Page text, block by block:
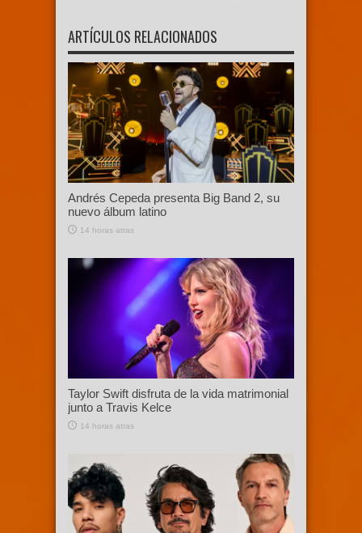
ARTÍCULOS RELACIONADOS
Andrés Cepeda presenta Big Band 2, su
nuevo álbum latino
14 horas atras
Taylor Swift disfruta de la vida matrimonial
junto a Travis Kelce
14 horas atras